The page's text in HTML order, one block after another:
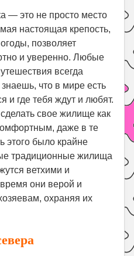
— это не просто место
настоящая крепость,
позволяет
и уверенно. Любые
всегда
знаешь, что в мире есть
и где тебя ждут и любят.
свое жилище как
даже в те
этого было крайне
традиционные жилища
ветхими и
они верой и
охраняя их